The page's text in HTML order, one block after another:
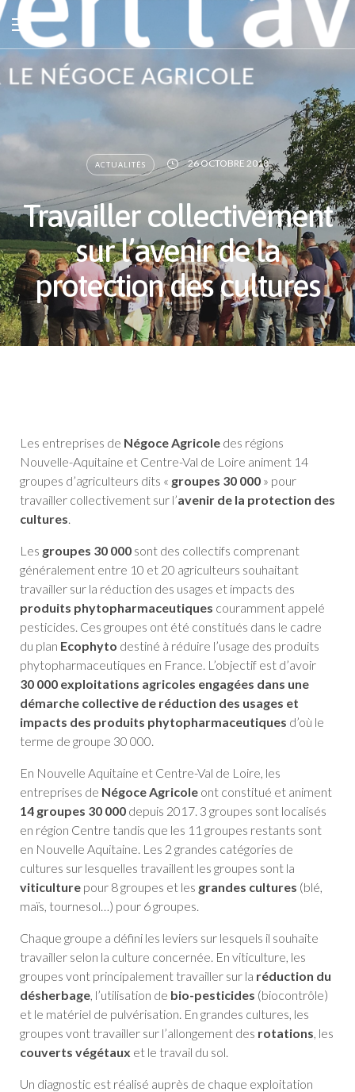
ACTUALITÉS 26 OCTOBRE 2018
Travailler collectivement
sur l’avenir de la
protection des cultures
Les entreprises de Négoce Agricole des régions
Nouvelle-Aquitaine et Centre-Val de Loire animent 14
groupes d’agriculteurs dits « groupes 30 000 » pour
travailler collectivement sur l’avenir de la protection des
cultures.
Les groupes 30 000 sont des collectifs comprenant
généralement entre 10 et 20 agriculteurs souhaitant
travailler sur la réduction des usages et impacts des
produits phytopharmaceutiques couramment appelé
pesticides. Ces groupes ont été constitués dans le cadre
du plan Ecophyto destiné à réduire l’usage des produits
phytopharmaceutiques en France. L’objectif est d’avoir
30 000 exploitations agricoles engagées dans une
démarche collective de réduction des usages et
impacts des produits phytopharmaceutiques d’où le
terme de groupe 30 000.
En Nouvelle Aquitaine et Centre-Val de Loire, les
entreprises de Négoce Agricole ont constitué et animent
14 groupes 30 000 depuis 2017. 3 groupes sont localisés
en région Centre tandis que les 11 groupes restants sont
en Nouvelle Aquitaine. Les 2 grandes catégories de
cultures sur lesquelles travaillent les groupes sont la
viticulture pour 8 groupes et les grandes cultures (blé,
maïs, tournesol…) pour 6 groupes.
Chaque groupe a défini les leviers sur lesquels il souhaite
travailler selon la culture concernée. En viticulture, les
groupes vont principalement travailler sur la réduction du
désherbage, l’utilisation de bio-pesticides (biocontrôle)
et le matériel de pulvérisation. En grandes cultures, les
groupes vont travailler sur l’allongement des rotations, les
couverts végétaux et le travail du sol.
Un diagnostic est réalisé auprès de chaque exploitation